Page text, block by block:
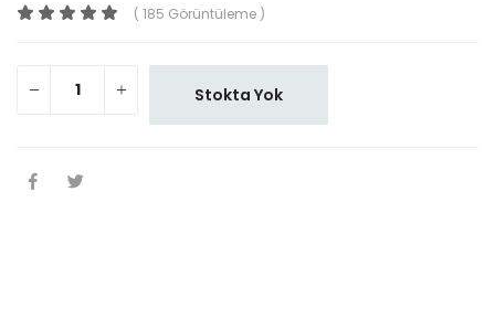
( 185 Görüntüleme )
Stokta Yok